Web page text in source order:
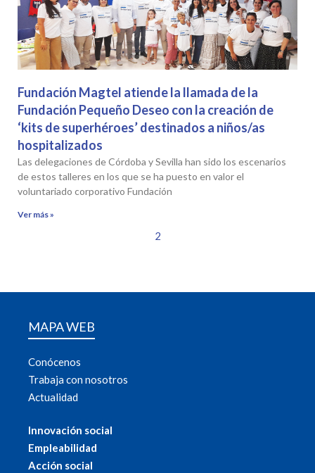
Fundación Magtel atiende la llamada de la
Fundación Pequeño Deseo con la creación de
‘kits de superhéroes’ destinados a niños/as
hospitalizados
Las delegaciones de Córdoba y Sevilla han sido los escenarios
de estos talleres en los que se ha puesto en valor el
voluntariado corporativo Fundación
Ver más »
2
MAPA WEB
Conócenos
Trabaja con nosotros
Actualidad
Innovación social
Empleabilidad
Acción social